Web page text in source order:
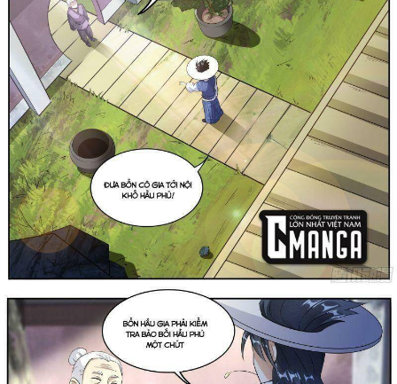
Hậu Cung
Hệ Thống
Kinh Dị
Lịch Sử
Mạt Thế
Ngôn Tình
Thanh xuân - Vườn trường
Truyện AI
Truyện Sáng Tác
Trùng Sinh
Trọng sinh